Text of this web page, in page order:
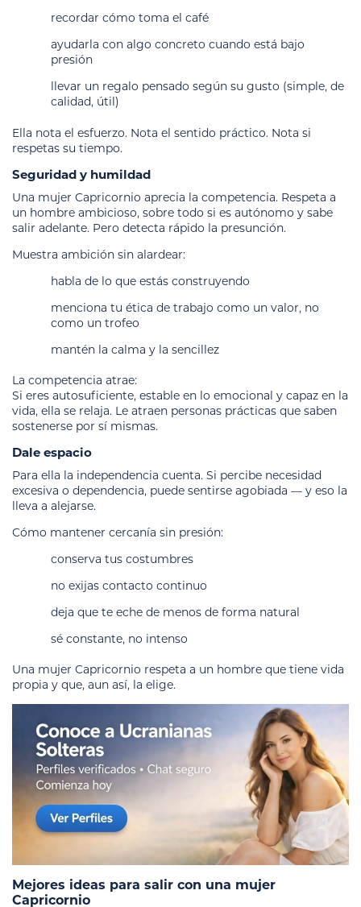
recordar cómo toma el café
ayudarla con algo concreto cuando está bajo
presión
llevar un regalo pensado según su gusto (simple, de
calidad, útil)
Ella nota el esfuerzo. Nota el sentido práctico. Nota si
respetas su tiempo.
Seguridad y humildad
Una mujer Capricornio aprecia la competencia. Respeta a
un hombre ambicioso, sobre todo si es autónomo y sabe
salir adelante. Pero detecta rápido la presunción.
Muestra ambición sin alardear:
habla de lo que estás construyendo
menciona tu ética de trabajo como un valor, no
como un trofeo
mantén la calma y la sencillez
La competencia atrae:
Si eres autosuficiente, estable en lo emocional y capaz en la
vida, ella se relaja. Le atraen personas prácticas que saben
sostenerse por sí mismas.
Dale espacio
Para ella la independencia cuenta. Si percibe necesidad
excesiva o dependencia, puede sentirse agobiada — y eso la
lleva a alejarse.
Cómo mantener cercanía sin presión:
conserva tus costumbres
no exijas contacto continuo
deja que te eche de menos de forma natural
sé constante, no intenso
Una mujer Capricornio respeta a un hombre que tiene vida
propia y que, aun así, la elige.
Mejores ideas para salir con una mujer
Capricornio